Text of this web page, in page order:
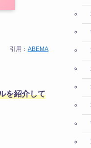
引用： ABEMA
を紹介して